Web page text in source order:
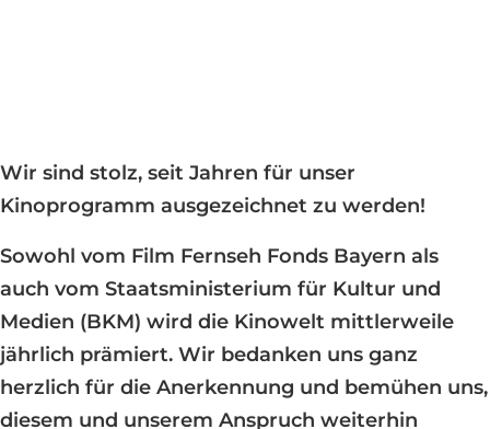
Wir sind stolz, seit Jahren für unser
Kinoprogramm ausgezeichnet zu werden!
Sowohl vom Film Fernseh Fonds Bayern als
auch vom Staatsministerium für Kultur und
Medien (BKM) wird die Kinowelt mittlerweile
jährlich prämiert. Wir bedanken uns ganz
herzlich für die Anerkennung und bemühen uns,
diesem und unserem Anspruch weiterhin